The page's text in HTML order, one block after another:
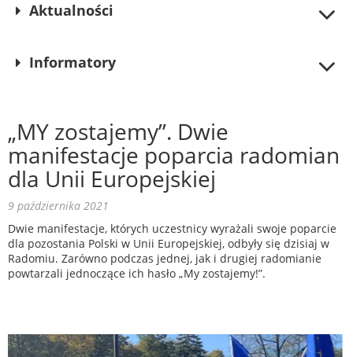
Aktualności
Informatory
„MY zostajemy”. Dwie
manifestacje poparcia radomian
dla Unii Europejskiej
9 października 2021
Dwie manifestacje, których uczestnicy wyrażali swoje poparcie
dla pozostania Polski w Unii Europejskiej, odbyły się dzisiaj w
Radomiu. Zarówno podczas jednej, jak i drugiej radomianie
powtarzali jednoczące ich hasło „My zostajemy!”.